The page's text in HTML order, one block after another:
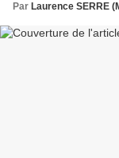
Par Laurence SERRE